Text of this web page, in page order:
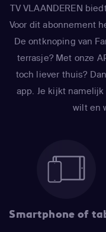
TV VLAANDEREN
Voor dit abonnement
De ontknoping van
terrasje? Met onze
toch liever thuis?
app. Je kijkt
wilt en
Smartphone of